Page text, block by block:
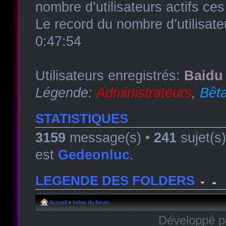
nombre d’utilisateurs actifs
Le record du nombre
0:47:54
Utilisateurs enregistrés:
Légende:Administrateurs,
STATISTIQUES
3159 message(s) • 241
est Gedeonluc.
LEGENDE DES FOLDERS
Forum avec sous-
Accueil » Index du forum
Développé